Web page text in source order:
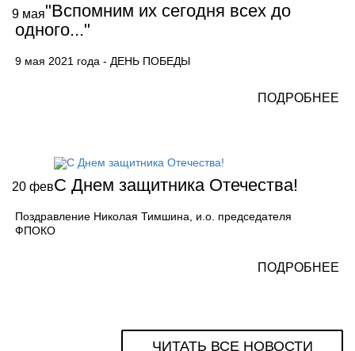
9 мая"Вспомним их сегодня всех до
одного..."
9 мая 2021 года - ДЕНЬ ПОБЕДЫ
ПОДРОБНЕЕ
20 февС Днем защитника Отечества!
Поздравление Николая Тимшина, и.о. председателя
ФПОКО
ПОДРОБНЕЕ
ЧИТАТЬ ВСЕ НОВОСТИ